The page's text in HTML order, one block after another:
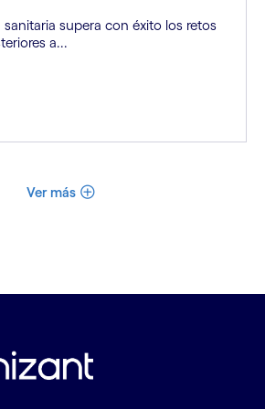
supera con éxito los retos
a...
Ver más